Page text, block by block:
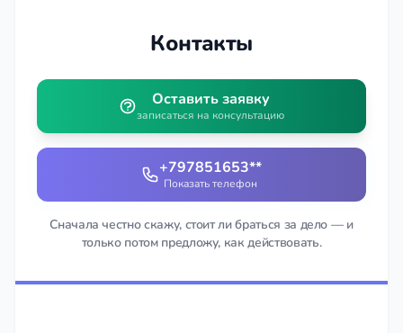
Контакты
Оставить заявку
записаться на консультацию
+797851653**
Показать телефон
Сначала честно скажу, стоит ли браться за дело — и
только потом предложу, как действовать.